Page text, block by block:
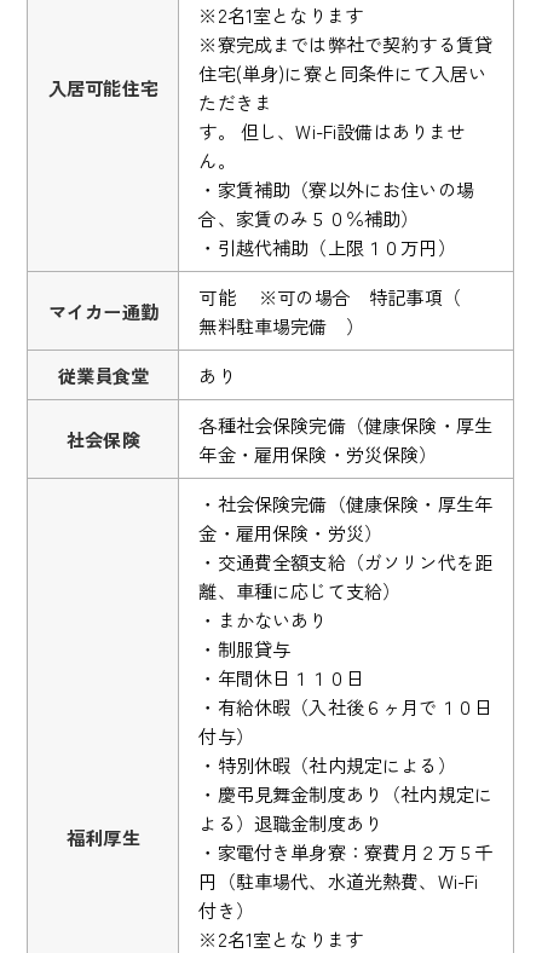
入居可能住宅
※2名1室となります
※寮完成までは弊社で契約する賃貸
住宅(単身)に寮と同条件にて入居い
ただきま
す。 但し、Wi-Fi設備はありませ
ん。
・家賃補助（寮以外にお住いの場
合、家賃のみ５０％補助）
・引越代補助（上限１０万円）
マイカー通勤
可能 ※可の場合 特記事項（
無料駐車場完備 ）
従業員食堂
あり
社会保険
各種社会保険完備（健康保険・厚生
年金・雇用保険・労災保険）
福利厚生
・社会保険完備（健康保険・厚生年
金・雇用保険・労災）
・交通費全額支給（ガソリン代を距
離、車種に応じて支給）
・まかないあり
・制服貸与
・年間休日１１０日
・有給休暇（入社後６ヶ月で１０日
付与）
・特別休暇（社内規定による）
・慶弔見舞金制度あり（社内規定に
よる）退職金制度あり
・家電付き単身寮：寮費月２万５千
円（駐車場代、水道光熱費、Wi-Fi
付き）
※2名1室となります